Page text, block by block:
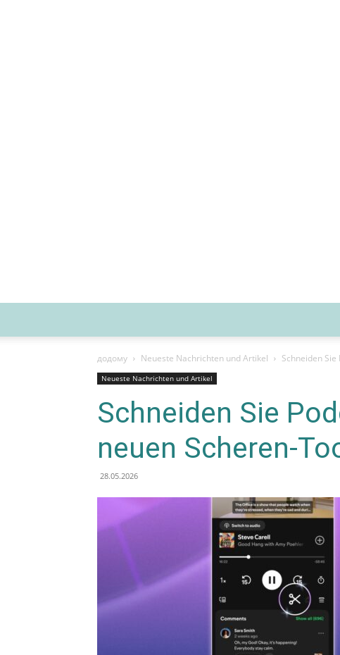
додому Neueste Nachrichten und Artikel Schneiden
Neueste Nachrichten und Artikel
Schneiden Sie
neuen Scheren-
28.05.2026